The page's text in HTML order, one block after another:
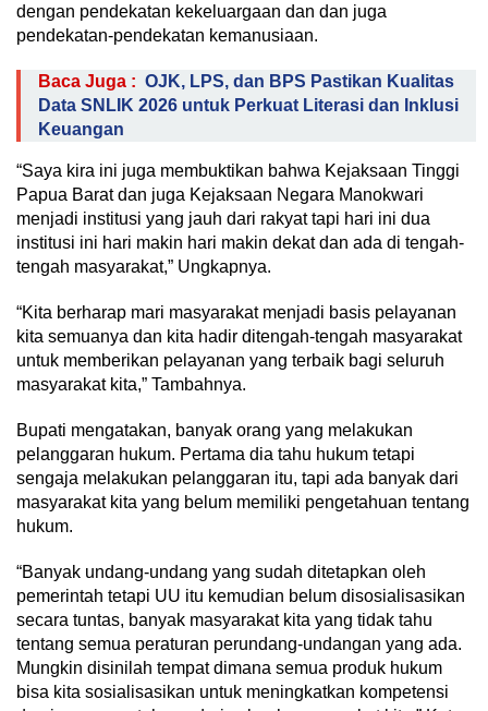
dengan pendekatan kekeluargaan dan dan juga
pendekatan-pendekatan kemanusiaan.
Baca Juga : OJK, LPS, dan BPS Pastikan Kualitas
Data SNLIK 2026 untuk Perkuat Literasi dan Inklusi
Keuangan
“Saya kira ini juga membuktikan bahwa Kejaksaan Tinggi
Papua Barat dan juga Kejaksaan Negara Manokwari
menjadi institusi yang jauh dari rakyat tapi hari ini dua
institusi ini hari makin hari makin dekat dan ada di tengah-
tengah masyarakat,” Ungkapnya.
“Kita berharap mari masyarakat menjadi basis pelayanan
kita semuanya dan kita hadir ditengah-tengah masyarakat
untuk memberikan pelayanan yang terbaik bagi seluruh
masyarakat kita,” Tambahnya.
Bupati mengatakan, banyak orang yang melakukan
pelanggaran hukum. Pertama dia tahu hukum tetapi
sengaja melakukan pelanggaran itu, tapi ada banyak dari
masyarakat kita yang belum memiliki pengetahuan tentang
hukum.
“Banyak undang-undang yang sudah ditetapkan oleh
pemerintah tetapi UU itu kemudian belum disosialisasikan
secara tuntas, banyak masyarakat kita yang tidak tahu
tentang semua peraturan perundang-undangan yang ada.
Mungkin disinilah tempat dimana semua produk hukum
bisa kita sosialisasikan untuk meningkatkan kompetensi